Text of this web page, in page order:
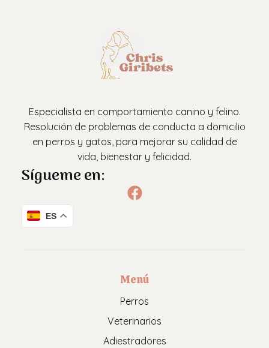
Especialista en comportamiento canino y felino.
Resolución de problemas de conducta a domicilio
en perros y gatos, para mejorar su calidad de
vida, bienestar y felicidad.
Sígueme en:
ES
Menú
Perros
Veterinarios
Adiestradores